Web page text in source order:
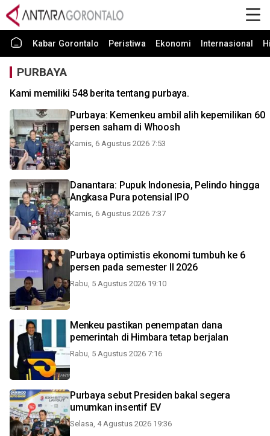
Kabar Gorontalo Peristiwa Ekonomi Internasional
PURBAYA
Kami memiliki 548 berita tentang purbaya.
Purbaya: Kemenkeu ambil alih kepemilikan 60
persen saham di Whoosh
Kamis, 6 Agustus 2026 7:53
Danantara: Pupuk Indonesia, Pelindo hingga
Angkasa Pura potensial IPO
Kamis, 6 Agustus 2026 7:37
Purbaya optimistis ekonomi tumbuh ke 6
persen pada semester II 2026
Rabu, 5 Agustus 2026 19:10
Menkeu pastikan penempatan dana
pemerintah di Himbara tetap berjalan
Rabu, 5 Agustus 2026 7:16
Purbaya sebut Presiden bakal segera
umumkan insentif EV
Selasa, 4 Agustus 2026 19:36